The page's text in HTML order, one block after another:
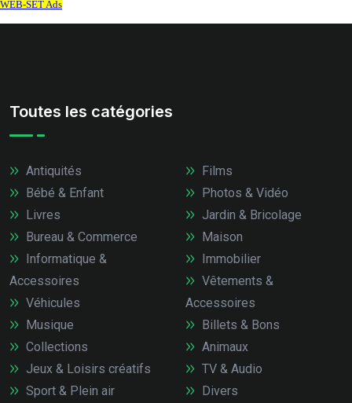
Toutes les catégories
Antiquités
Bébé & Enfant
Livres
Bureau & Commerce
Informatique &
Accessoires
Véhicules
Films
Photos & Vidéo
Jardin & Bricolage
Maison
Immobilier
Vêtements &
Accessoires
Musique
Collections
Jeux & Loisirs créatifs
Sport & Plein air
Billets & Bons
Animaux
TV & Audio
Divers